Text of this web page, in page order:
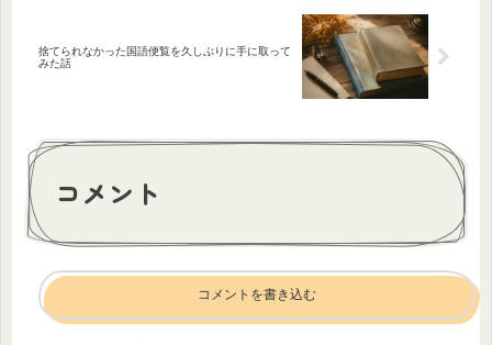
捨てられなかった国語便覧を久しぶりに手に取って
みた話
コメント
コメントを書き込む